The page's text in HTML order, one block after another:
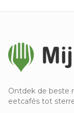
Ontdek de beste
eetcafés tot